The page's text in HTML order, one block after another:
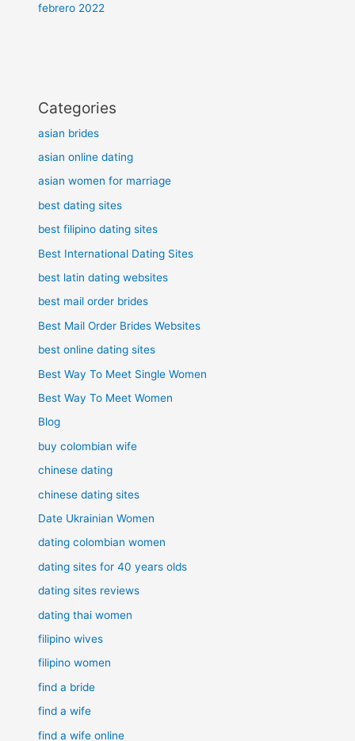
febrero 2022
Categories
asian brides
asian online dating
asian women for marriage
best dating sites
best filipino dating sites
Best International Dating Sites
best latin dating websites
best mail order brides
Best Mail Order Brides Websites
best online dating sites
Best Way To Meet Single Women
Best Way To Meet Women
Blog
buy colombian wife
chinese dating
chinese dating sites
Date Ukrainian Women
dating colombian women
dating sites for 40 years olds
dating sites reviews
dating thai women
filipino wives
filipino women
find a bride
find a wife
find a wife online